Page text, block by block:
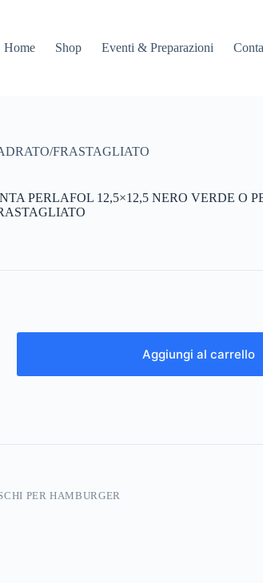
Home
Shop Eventi & Preparazioni
FRASTAGLIATO
PERLAFOL 12,5×12,5 NERO VERDE O
Aggiungi al carrello
PER HAMBURGER